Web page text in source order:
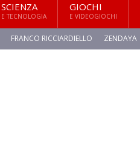
SCIENZA
E TECNOLOGIA
GIOCHI
E VIDEOGIOCHI
FRANCO RICCIARDIELLO ZENDAYA